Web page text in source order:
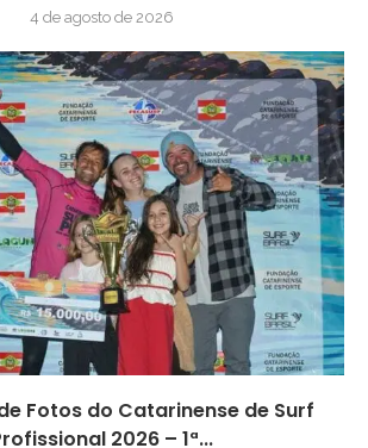
4 de agosto de 2026
Fotos do Catarinense de Surf
2026 – 1ª...